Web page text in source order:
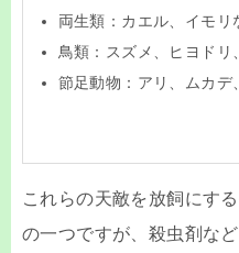
両生類：カエル、イモリ
鳥類：スズメ、ヒヨドリ
節足動物：アリ、ムカデ
これらの天敵を放飼にす
の一つですが、殺虫剤な